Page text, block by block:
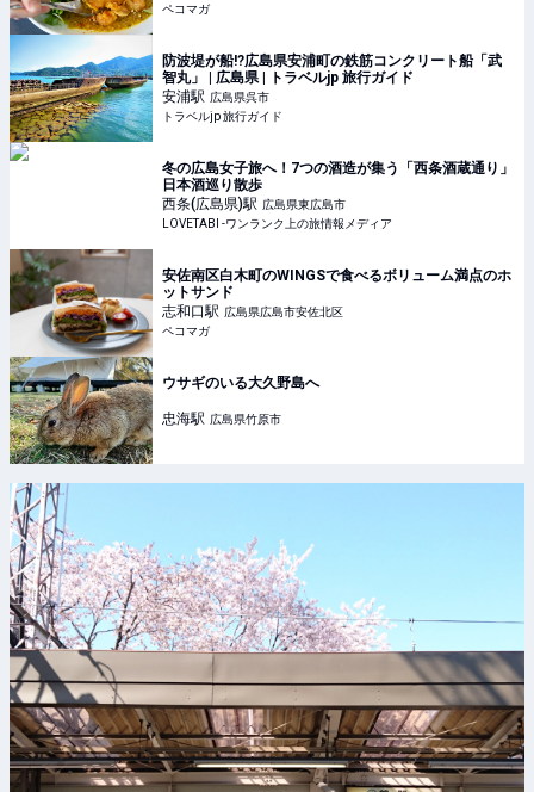
ペコマガ
防波堤が船!?広島県安浦町の鉄筋コンクリート船「武
智丸」 | 広島県 | トラベルjp 旅行ガイド
安浦駅 広島県呉市
トラベルjp 旅行ガイド
冬の広島女子旅へ！7つの酒造が集う「西条酒蔵通り」
日本酒巡り散歩
西条(広島県)駅 広島県東広島市
LOVETABI -ワンランク上の旅情報メディア
安佐南区白木町のWINGSで食べるボリューム満点のホ
ットサンド
志和口駅 広島県広島市安佐北区
ペコマガ
ウサギのいる大久野島へ
忠海駅 広島県竹原市